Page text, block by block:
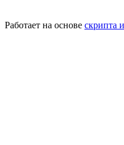
Работает на основе скрипта